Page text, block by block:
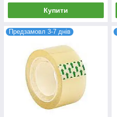
Купити
Предзамовл 3-7 днів